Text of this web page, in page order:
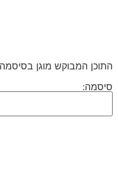
התוכן המבוקש מוגן
סיסמה: